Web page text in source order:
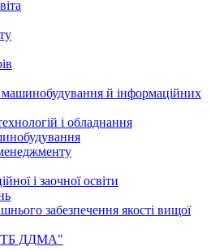
машинобудування й інформаційних
і обладнання
і заочної освіти
забезпечення якості вищої
ДДМА"